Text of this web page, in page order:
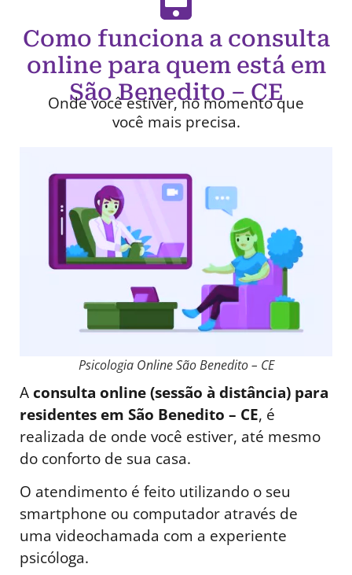
Como funciona a consulta
online para quem está em
São Benedito – CE
Onde você estiver, no momento que
você mais precisa.
Psicologia Online São Benedito – CE
Aconsulta online (sessão à distância) para
residentes em São Benedito – CE, é
realizada de onde você estiver, até mesmo
do conforto de sua casa.
O atendimento é feito utilizando o seu
smartphone ou computador através de
uma videochamada com a experiente
psicóloga.